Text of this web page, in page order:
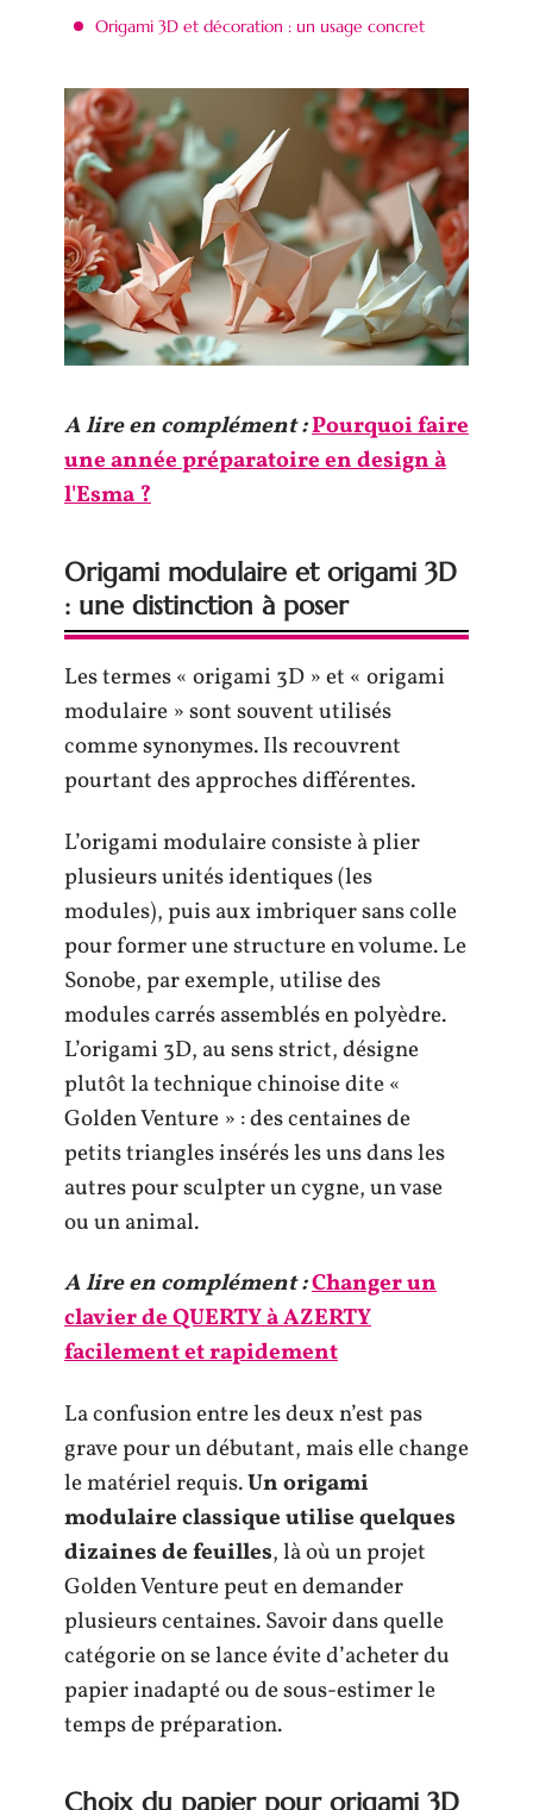
Origami 3D et décoration : un usage concret
A lire en complément :Pourquoi faire
une année préparatoire en design à
l'Esma ?
Origami modulaire et origami 3D
: une distinction à poser
Les termes « origami 3D » et « origami
modulaire » sont souvent utilisés
comme synonymes. Ils recouvrent
pourtant des approches différentes.
L’origami modulaire consiste à plier
plusieurs unités identiques (les
modules), puis aux imbriquer sans colle
pour former une structure en volume. Le
Sonobe, par exemple, utilise des
modules carrés assemblés en polyèdre.
L’origami 3D, au sens strict, désigne
plutôt la technique chinoise dite «
Golden Venture » : des centaines de
petits triangles insérés les uns dans les
autres pour sculpter un cygne, un vase
ou un animal.
A lire en complément :Changer un
clavier de QUERTY à AZERTY
facilement et rapidement
La confusion entre les deux n’est pas
grave pour un débutant, mais elle change
le matériel requis.Un origami
modulaire classique utilise quelques
dizaines de feuilles, là où un projet
Golden Venture peut en demander
plusieurs centaines. Savoir dans quelle
catégorie on se lance évite d’acheter du
papier inadapté ou de sous-estimer le
temps de préparation.
Choix du papier pour origami 3D